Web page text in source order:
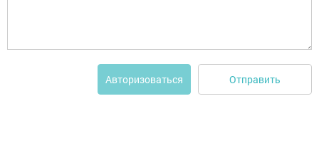
Авторизоваться Отправить